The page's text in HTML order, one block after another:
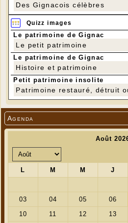
Agenda
Des Gignacois célèbres
Quizz images
Le patrimoine de Gignac
Le petit patrimoine
Le patrimoine de Gignac
Histoire et patrimoine
Petit patrimoine insolite
Patrimoine restauré, détruit